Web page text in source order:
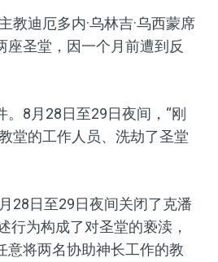
教迪厄多内·乌林吉·乌西蒙席
圣堂，因一个月前遭到反
。 8 月 28日至29日夜间 ， “刚
堂的工作人员、洗劫了圣堂
月 28日至29日夜间关闭了克潘
行为构成了对圣堂的亵渎，
意将两名协助神长工作的教